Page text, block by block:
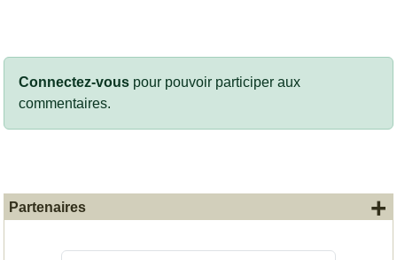
Connectez-vous pour pouvoir participer aux
commentaires.
Partenaires +